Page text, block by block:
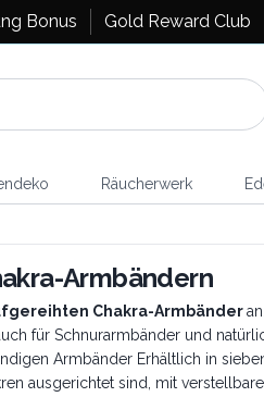
Bonus Gold Reward Club
Räucherwerk
Armbändern
Chakra-Armbänder
für Schnurarmbänder und
Armbänder Erhältlich in
ausgerichtet sind, mit